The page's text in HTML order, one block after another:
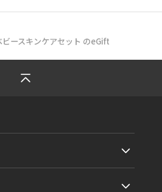
ースキンケアセット のeGift